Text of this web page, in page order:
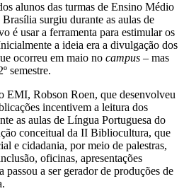
alunos das turmas de Ensino Médio
Brasília surgiu durante as aulas de
é usar a ferramenta para estimular os
a ideia era a divulgação dos
ocorreu em maio no campus – mas
semestre.
EMI, Robson Roen, que desenvolveu
incentivem a leitura dos
as aulas de Língua Portuguesa do
conceitual da II Bibliocultura, que
e cidadania, por meio de palestras,
oficinas, apresentações
passou a ser gerador de produções de